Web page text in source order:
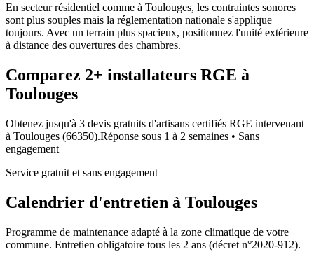
En secteur résidentiel comme à Toulouges, les contraintes sonores
sont plus souples mais la réglementation nationale s'applique
toujours. Avec un terrain plus spacieux, positionnez l'unité extérieure
à distance des ouvertures des chambres.
Comparez 2+ installateurs RGE à
Toulouges
Obtenez jusqu'à 3 devis gratuits d'artisans certifiés RGE intervenant
à Toulouges (66350).Réponse sous 1 à 2 semaines • Sans
engagement
Service gratuit et sans engagement
Calendrier d'entretien à Toulouges
Programme de maintenance adapté à la zone climatique de votre
commune. Entretien obligatoire tous les 2 ans (décret n°2020-912).